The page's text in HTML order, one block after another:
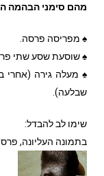
מהם סימני הבהמה
♠ מפריסה פרסה.
♠ שוסעת שסע שתי
♠ מעלה גירה (אחרי
שבלעה).
שימו לב להבדל:
בתמונה העליונה,